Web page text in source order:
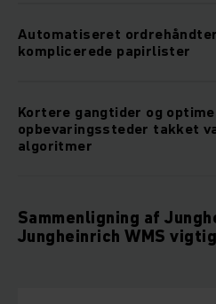
Automatiseret
komplicerede papirlister
Kortere gangtider og
opbevaringssteder takket
algoritmer
Sammenligning af
Jungheinrich WMS